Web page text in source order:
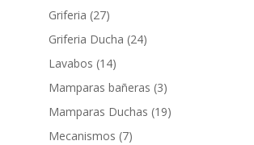
Griferia 2727
productos
Griferia Ducha 2424
Lavabos 1414
productos
Mamparas bañeras 33
productos
Mamparas Duchas 1919
Mecanismos 77